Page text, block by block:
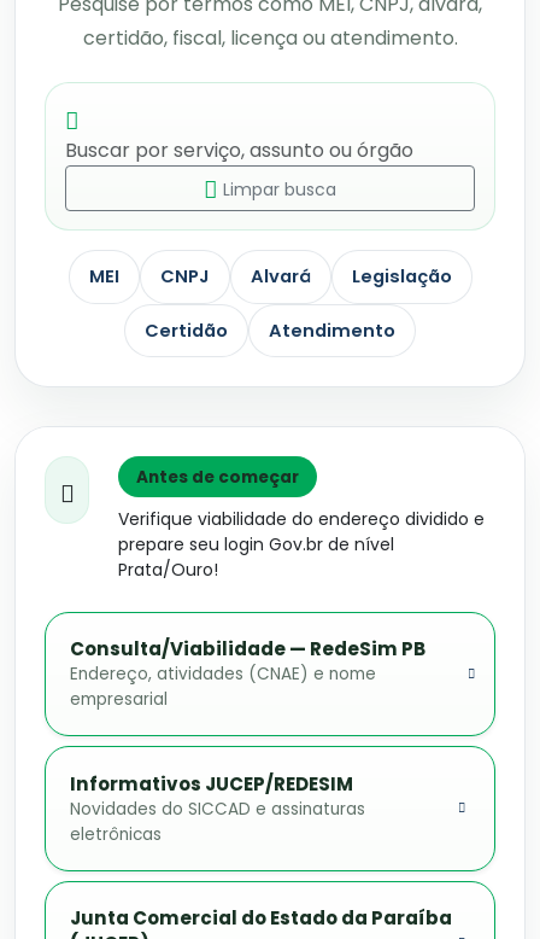
certidão, fiscal, licença ou atendimento.
Limpar busca
MEI CNPJ Alvará Legislação
Certidão Atendimento
Antes de começar
Verifique viabilidade do endereço dividido e
prepare seu login Gov.br de nível
Prata/Ouro!
Consulta/Viabilidade — RedeSim PB
Endereço, atividades (CNAE) e nome
empresarial
Informativos JUCEP/REDESIM
Novidades do SICCAD e assinaturas
eletrônicas
Junta Comercial do Estado da Paraíba